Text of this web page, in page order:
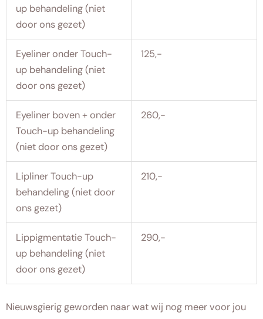
up behandeling (niet
door ons gezet)
Eyeliner onder Touch-
up behandeling (niet
door ons gezet)
125,-
Eyeliner boven + onder
Touch-up behandeling
(niet door ons gezet)
260,-
Lipliner Touch-up
behandeling (niet door
ons gezet)
210,-
Lippigmentatie Touch-
up behandeling (niet
door ons gezet)
290,-
Nieuwsgierig geworden naar wat wij nog meer voor jou